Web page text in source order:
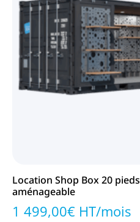
Location Shop Box 20
aménageable
1 499,00€ HT/mois